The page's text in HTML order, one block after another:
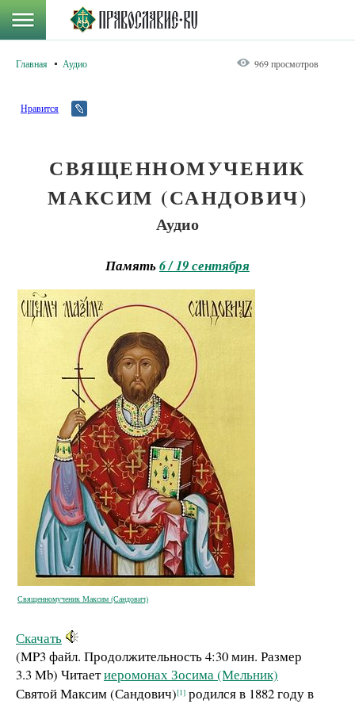
Главная Аудио 969 просмотров
Нравится
СВЯЩЕННОМУЧЕНИК
МАКСИМ (САНДОВИЧ)
Аудио
Память6 / 19 сентября
Священномученик Максим (Сандович)
Скачать
(MP3 файл. Продолжительность4:30 мин. Размер
3.3 Mb) Читаетиеромонах Зосима (Мельник)
Святой Максим (Сандович)[1] родился в 1882 году в